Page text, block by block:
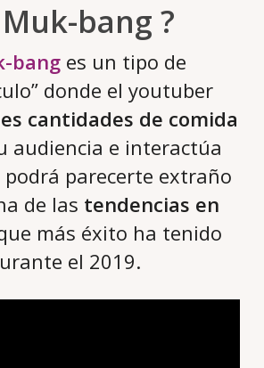
bang ?
bang es un tipo de
donde el youtuber
cantidades de comida
audiencia e interactúa
podrá parecerte extraño
de las tendencias en
más éxito ha tenido
el 2019.